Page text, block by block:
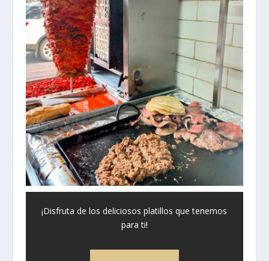
¡Disfruta de los deliciosos platillos que tenemos
para ti!